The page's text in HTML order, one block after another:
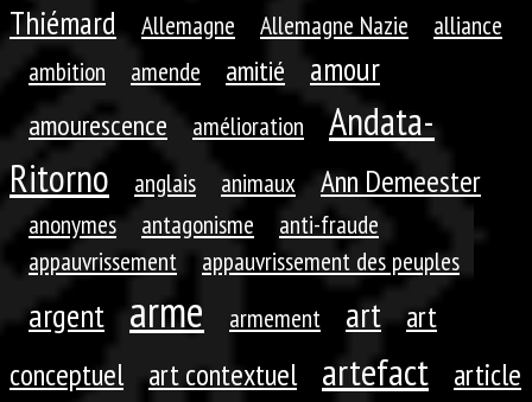
Thiémard
Allemagne Allemagne Nazie
alliance
ambition
amende amitié amour
amourescence amélioration
Andata-
Ritorno
anglais animaux Ann Demeester
anonymes antagonisme
anti-fraude
appauvrissement
appauvrissement des peuples
argent arme armement art
art
conceptuel
art contextuel artefact
article